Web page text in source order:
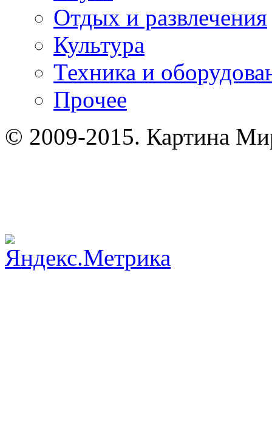
Отдых и развлечения
Культура
Техника и
Прочее
© 2009-2015. Картина